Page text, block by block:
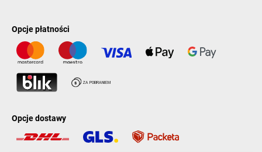
Opcje płatności
Opcje dostawy